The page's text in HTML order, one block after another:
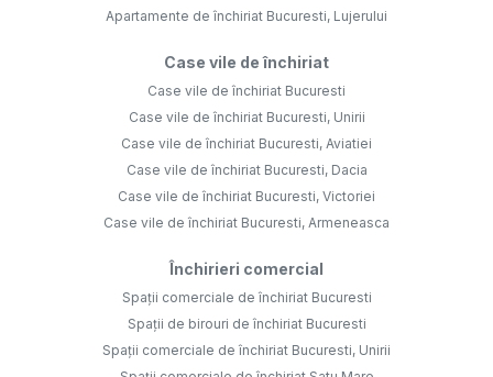
Apartamente de închiriat Bucuresti, Lujerului
Case vile de închiriat
Case vile de închiriat Bucuresti
Case vile de închiriat Bucuresti, Unirii
Case vile de închiriat Bucuresti, Aviatiei
Case vile de închiriat Bucuresti, Dacia
Case vile de închiriat Bucuresti, Victoriei
Case vile de închiriat Bucuresti, Armeneasca
Închirieri comercial
Spații comerciale de închiriat Bucuresti
Spații de birouri de închiriat Bucuresti
Spații comerciale de închiriat Bucuresti, Unirii